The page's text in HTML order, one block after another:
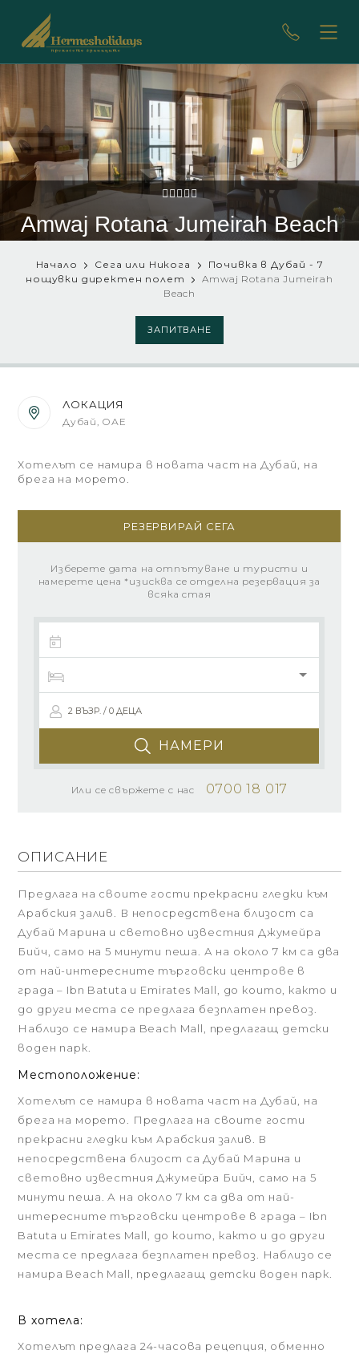
Amwaj Rotana Jumeirah Beach
Начало Сега или Никога
Почивка в Дубай - 7
нощувки директен полет
Amwaj Rotana Jumeirah
Beach
ЗАПИТВАНЕ
ЛОКАЦИЯ
Дубай, ОАЕ
Хотелът се намира в новата част на Дубай, на
брега на морето.
РЕЗЕРВИРАЙ СЕГА
Изберете дата на отпътуване и туристи и
намерете цена *изисква се отделна резервация за
всяка стая
2 ВЪЗР. / 0 ДЕЦА
НАМЕРИ
Или се свържете с нас 0700 18 017
ОПИСАНИЕ
Предлага на своите гости прекрасни гледки към
Арабския залив. В непосредствена близост са
Дубай Марина и световно известния Джумейра
Бийч, само на 5 минути пеша. А на около 7 км са два
от най-интересните търговски центрове в
града – Ibn Batuta и Emirates Mall, до които, както и
до други места се предлага безплатен превоз.
Наблизо се намира Beach Mall, предлагащ детски
воден парк.
Местоположение:
Хотелът се намира в новата част на Дубай, на
брега на морето. Предлага на своите гости
прекрасни гледки към Арабския залив. В
непосредствена близост са Дубай Марина и
световно известния Джумейра Бийч, само на 5
минути пеша. А на около 7 км са два от най-
интересните търговски центрове в града – Ibn
Batuta и Emirates Mall, до които, както и до други
места се предлага безплатен превоз. Наблизо се
намира Beach Mall, предлагащ детски воден парк.
В хотела:
Хотелът предлага 24-часова рецепция, обменно